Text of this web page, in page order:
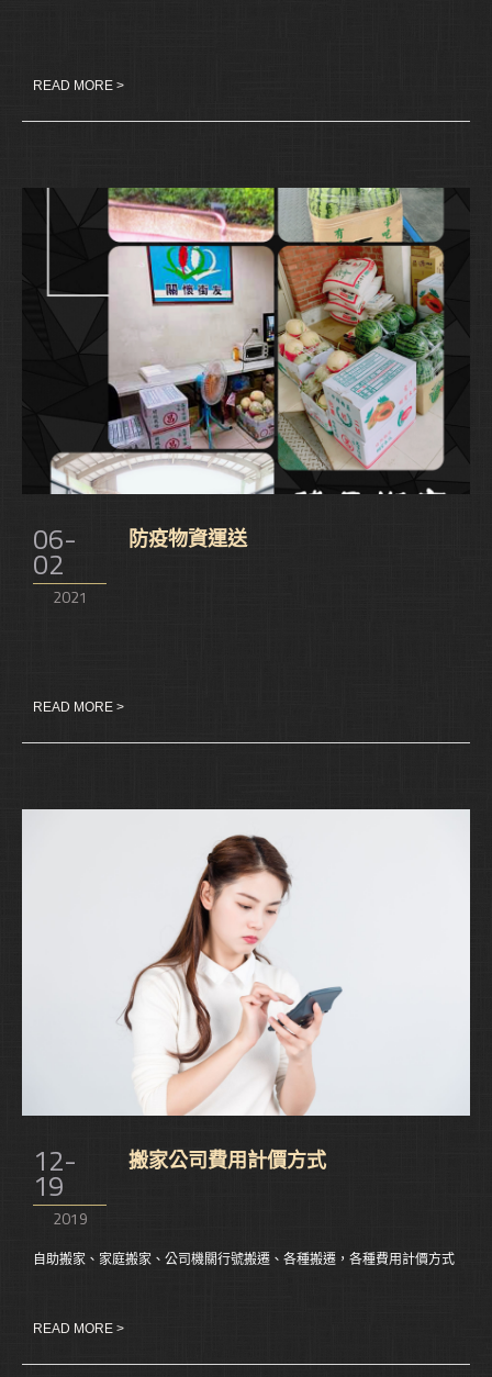
READ MORE >
06-
02
2021
防疫物資運送
READ MORE >
12-
19
2019
搬家公司費用計價方式
自助搬家、家庭搬家、公司機關行號搬遷、各種搬遷，各種費用計價方式
READ MORE >